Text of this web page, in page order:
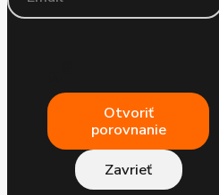
Otvoriť
porovnanie
Zavrieť